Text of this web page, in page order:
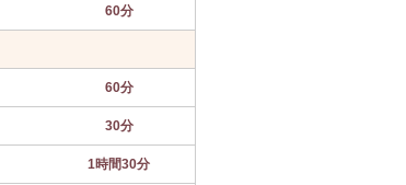
60分
60分
30分
1時間30分